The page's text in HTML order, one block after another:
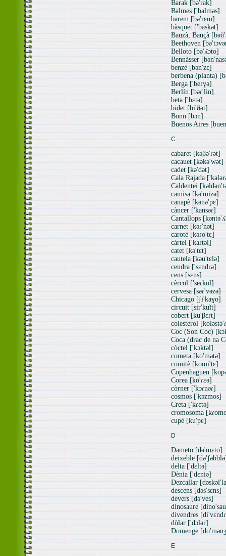
Barak [bə'ɾak]
Balmes ['balməs]
barem [bə'ɾɛm]
bàsquet ['baskət]
Bauzà, Bauçà
Beethoven
Belloto [bə'ʎɔto]
Bennàsser
benzè [bən'zɛ]
berbena (planta)
Berga ['beɾɣə]
Berlín [bəɾ'lin]
beta ['bɛtə]
bidet [bi'ðət]
Bonn [bɔn]
Buenos Aires
C
cabaret [kəβə'ɾət]
cacauet [kəkə'wət]
cadet [kə'dət]
Cala Rajada
Caldentei
camisa [kə'mizə]
canapè [kənə'pɛ]
càncer ['kansəɾ]
Cantallops
carnet [kəɾ'nət]
carotè [kəɾo'tɛ]
càrtel ['kaɾtəl]
catet [kə'tɛt]
cautela [kəu'tɛlə]
cendra ['sɛndɾə]
cens [sɛns]
cèrcol ['seɾkol]
cervesa [səɾ'vəzə]
Chicago [ʃi'kaɣo]
circuit [sir'kuĭt]
cobert [ku'βɛɾt]
colesterol
Coc (Son Coc)
Coca (drac de na
còctel ['kɔktəl]
cometa [ko'mətə]
comitè [komi'tɛ]
Copenhaguen
Corea [ko'ɾɛə]
còrner ['kɔɾnəɾ]
cosmos ['kɔzmos]
Creta ['kɾɛtə]
cromosoma
cupè [ku'pɛ]
D
Dameto [də'mɛto]
deixeble
delta ['dɛltə]
Dènia ['dɛniə]
Dezcallar
descens [dəs'sɛns]
devers [də'ves]
dinosaure
divendres
dòlar ['dɔləɾ]
Domenge
E